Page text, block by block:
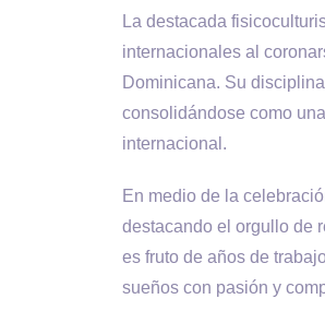
La destacada
internacionales al
Dominicana. Su
consolidándose como
internacional.
En medio de la
destacando el orgullo de
es fruto de años de
sueños con pasión y